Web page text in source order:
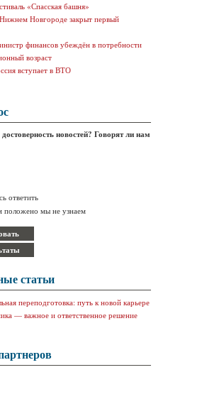
«Спасская башня»
Новгороде закрыт первый
финансов убеждён в потребности
возраст
вступает в ВТО
новостей? Говорят ли нам
ответить
положено мы не узнаем
статьи
переподготовка: путь к новой карьере
— важное и ответственное решение